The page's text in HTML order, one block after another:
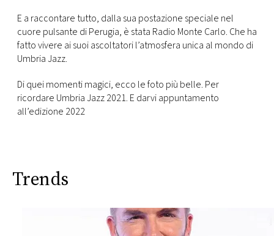
E a raccontare tutto, dalla sua postazione speciale nel
cuore pulsante di Perugia, è stata Radio Monte Carlo. Che ha
fatto vivere ai suoi ascoltatori l’atmosfera unica al mondo di
Umbria Jazz.
Di quei momenti magici, ecco le foto più belle. Per
ricordare Umbria Jazz 2021. E darvi appuntamento
all’edizione 2022
Trends